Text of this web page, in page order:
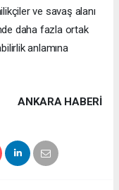
ve savaş alanı
daha fazla ortak
anlamına
ANKARA HABERİ